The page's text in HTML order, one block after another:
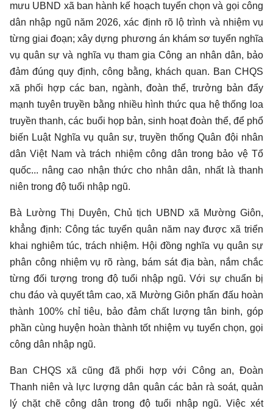
mưu UBND xã ban hành kế hoạch tuyển chọn và gọi công
dân nhập ngũ năm 2026, xác định rõ lộ trình và nhiệm vụ
từng giai đoạn; xây dựng phương án khám sơ tuyển nghĩa
vụ quân sự và nghĩa vụ tham gia Công an nhân dân, bảo
đảm đúng quy định, công bằng, khách quan. Ban CHQS
xã phối hợp các ban, ngành, đoàn thể, trưởng bản đẩy
mạnh tuyên truyền bằng nhiều hình thức qua hệ thống loa
truyền thanh, các buổi họp bản, sinh hoạt đoàn thể, để phổ
biến Luật Nghĩa vụ quân sự, truyền thống Quân đội nhân
dân Việt Nam và trách nhiệm công dân trong bảo vệ Tổ
quốc... nâng cao nhận thức cho nhân dân, nhất là thanh
niên trong độ tuổi nhập ngũ.
Bà Lường Thị Duyên, Chủ tịch UBND xã Mường Giôn,
khẳng định: Công tác tuyển quân năm nay được xã triển
khai nghiêm túc, trách nhiệm. Hội đồng nghĩa vụ quân sự
phân công nhiệm vụ rõ ràng, bám sát địa bàn, nắm chắc
từng đối tượng trong độ tuổi nhập ngũ. Với sự chuẩn bị
chu đáo và quyết tâm cao, xã Mường Giôn phấn đấu hoàn
thành 100% chỉ tiêu, bảo đảm chất lượng tân binh, góp
phần cùng huyện hoàn thành tốt nhiệm vụ tuyển chọn, gọi
công dân nhập ngũ.
Ban CHQS xã cũng đã phối hợp với Công an, Đoàn
Thanh niên và lực lượng dân quân các bản rà soát, quản
lý chặt chẽ công dân trong độ tuổi nhập ngũ. Việc xét